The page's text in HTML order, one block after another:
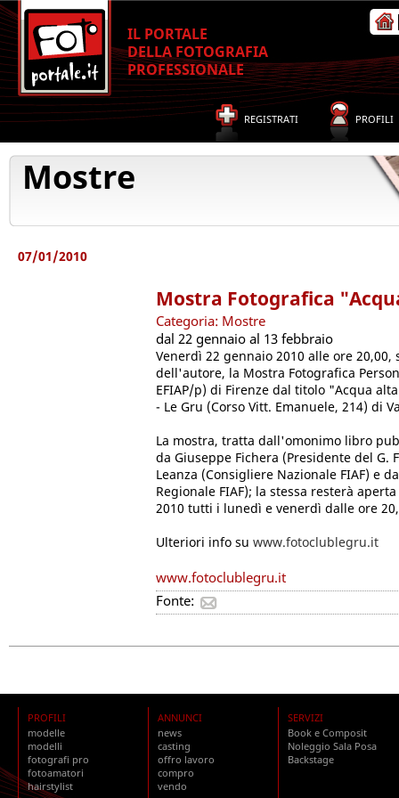
IL PORTALE
DELLA FOTOGRAFIA
PROFESSIONALE
REGISTRATI PROFILI
Mostre
07/01/2010
Mostra Fotografica
Categoria: Mostre
dal 22 gennaio al 13 febbraio
Venerdì 22 gennaio 2010 alle ore
dell'autore, la Mostra Fotografica
EFIAP/p) di Firenze dal titolo "Acqua
- Le Gru (Corso Vitt. Emanuele, 214) di
La mostra, tratta dall'omonimo libro
da Giuseppe Fichera (Presidente del G.
Leanza (Consigliere Nazionale FIAF) e
Regionale FIAF); la stessa resterà
2010 tutti i lunedì e venerdì dalle ore
Ulteriori info su www.fotoclublegru.it
www.fotoclublegru.it
Fonte:
PROFILI
modelle
modelli
fotografi pro
fotoamatori
hairstylist
ANNUNCI
news
casting
offro lavoro
compro
vendo
SERVIZI
Book e Composit
Noleggio Sala Posa
Backstage